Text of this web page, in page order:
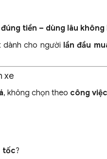
tiền – dùng lâu không
dành cho người lần đầu
xe
, không chọn theo công
tốc?